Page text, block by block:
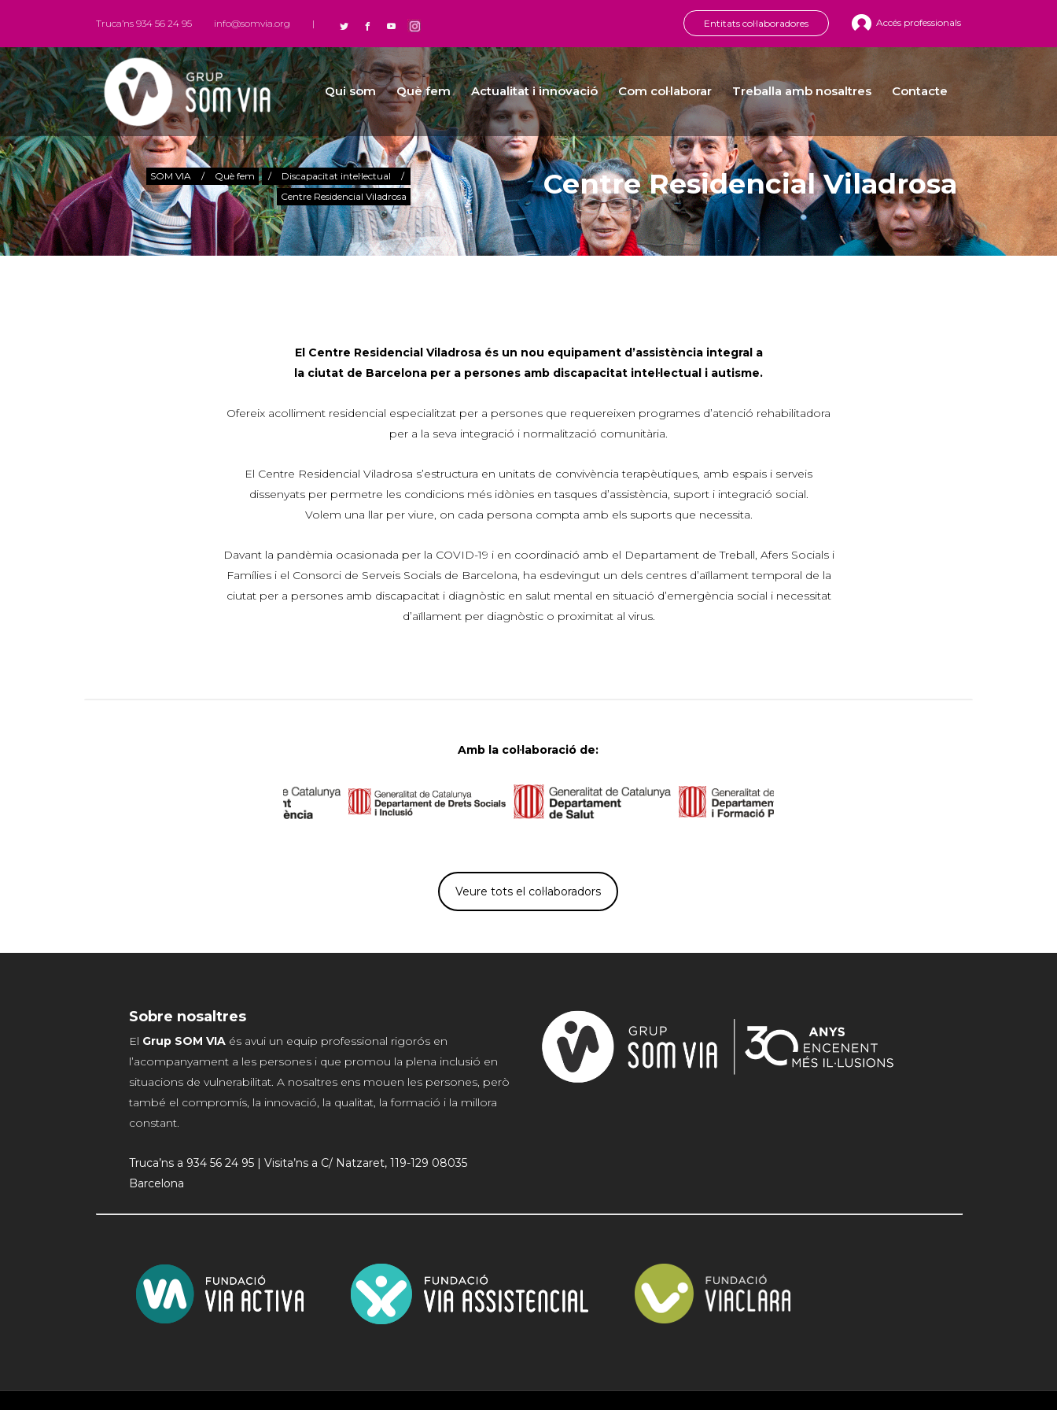
Truca’ns 934 56 24 95 info@somvia.org | Entitats col·laboradores Accés professionals
Qui som Què fem Actualitat i innovació Com col·laborar Treballa amb nosaltres Contacte
Centre Residencial Viladrosa
SOM VIA / Què fem / Discapacitat intel·lectual
/
Centre Residencial Viladrosa
El Centre Residencial Viladrosa és un nou equipament d’assistència integral a
la ciutat de Barcelona per a persones amb discapacitat intel·lectual i autisme.
Ofereix acolliment residencial especialitzat per a persones que requereixen programes d’atenció rehabilitadora
per a la seva integració i normalització comunitària.
El Centre Residencial Viladrosa s’estructura en unitats de convivència terapèutiques, amb espais i serveis
dissenyats per permetre les condicions més idònies en tasques d’assistència, suport i integració social.
Volem una llar per viure, on cada persona compta amb els suports que necessita.
Davant la pandèmia ocasionada per la COVID-19 i en coordinació amb el Departament de Treball, Afers Socials i
Famílies i el Consorci de Serveis Socials de Barcelona, ha esdevingut un dels centres d’aïllament temporal de la
ciutat per a persones amb discapacitat i diagnòstic en salut mental en situació d’emergència social i necessitat
d’aïllament per diagnòstic o proximitat al virus.
Amb la col·laboració de:
Veure tots el col·laboradors
Sobre nosaltres
El Grup SOM VIA és avui un equip professional rigorós en
l’acompanyament a les persones i que promou la plena inclusió en
situacions de vulnerabilitat. A nosaltres ens mouen les persones, però
també el compromís, la innovació, la qualitat, la formació i la millora
constant.
Truca’ns a 934 56 24 95 | Visita’ns a C/ Natzaret, 119-129 08035
Barcelona